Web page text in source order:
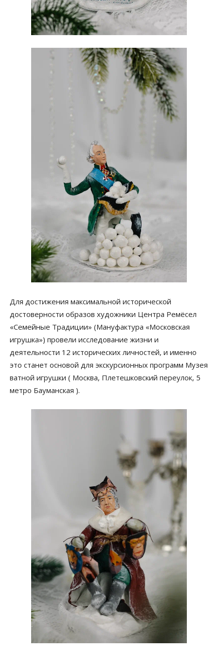
Для достижения максимальной исторической
достоверности образов художники Центра Ремёсел
«Семейные Традиции» (Мануфактура «Московская
игрушка») провели исследование жизни и
деятельности 12 исторических личностей, и именно
это станет основой для экскурсионных программ Музея
ватной игрушки ( Москва, Плетешковский переулок, 5
метро Бауманская ).